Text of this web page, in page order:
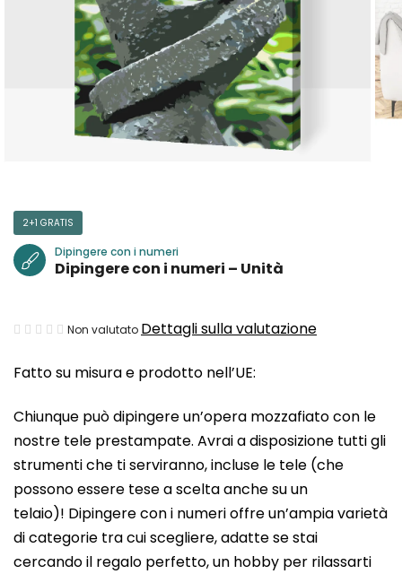
Fatto su misura e prodotto nell’UE:
Chiunque può dipingere un’opera mozzafiato con le
nostre tele prestampate. Avrai a disposizione tutti gli
strumenti che ti serviranno, incluse le tele (che
possono essere tese a scelta anche su un
telaio)! Dipingere con i numeri offre un’ampia varietà
di categorie tra cui scegliere, adatte se stai
cercando il regalo perfetto, un hobby per rilassarti
2+1 GRATIS
Dipingere con i numeri
Dipingere con i numeri – Unità
La
media
prodotto
è
0,0
su
5
stelle.
Non valutato Dettagli sulla valutazione